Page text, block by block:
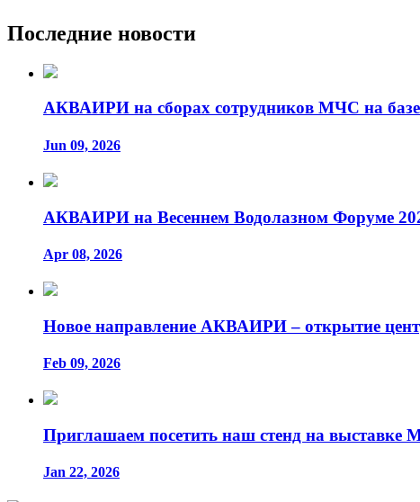
Последние новости
АКВАИРИ на сборах сотрудников МЧС на базе
Jun 09, 2026
АКВАИРИ на Весеннем Водолазном Форуме
Apr 08, 2026
Новое направление АКВАИРИ – открытие
Feb 09, 2026
Приглашаем посетить наш стенд на выставке
Jan 22, 2026